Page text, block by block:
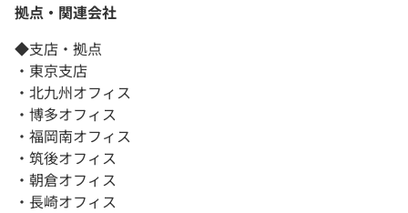
拠点・関連会社
◆支店・拠点
・東京支店
・北九州オフィス
・博多オフィス
・福岡南オフィス
・筑後オフィス
・朝倉オフィス
・長崎オフィス